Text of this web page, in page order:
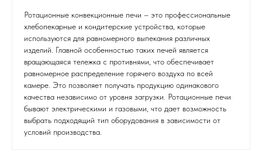
Ротационные конвекционные печи – это профессиональные
хлебопекарные и кондитерские устройства, которые
используются для равномерного выпекания различных
изделий. Главной особенностью таких печей является
вращающаяся тележка с противнями, что обеспечивает
равномерное распределение горячего воздуха по всей
камере. Это позволяет получать продукцию одинакового
качества независимо от уровня загрузки. Ротационные печи
бывают электрическими и газовыми, что дает возможность
выбрать подходящий тип оборудования в зависимости от
условий производства.